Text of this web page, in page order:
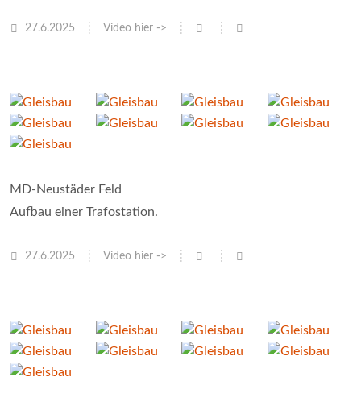
27.6.2025 Video hier ->
MD-Neustäder Feld
Aufbau einer Trafostation.
27.6.2025 Video hier ->